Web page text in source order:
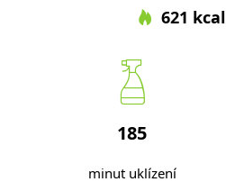
621 kcal
185
minut uklízení